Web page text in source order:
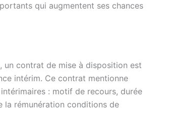
qui augmentent ses chances
un contrat de mise à disposition est
intérim. Ce contrat mentionne
: motif de recours, durée
la rémunération conditions de